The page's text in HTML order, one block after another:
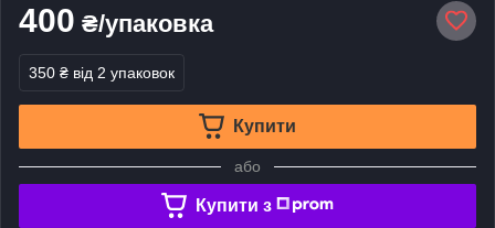
400 ₴/упаковка
350 ₴ від 2 упаковок
Купити
або
Купити з